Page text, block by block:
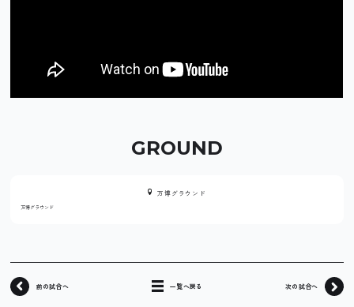
GROUND
万博グラウンド
万博グラウンド
前の試合へ 一覧へ戻る 次の試合へ